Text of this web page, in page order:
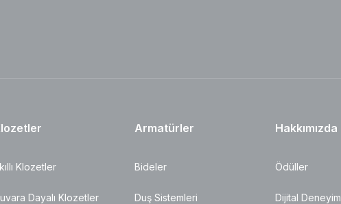
Klozetler
Dayalı Klozetler
Armatürler
Bideler
Duş Sistemleri
Hakkımızda
Ödüller
Dijital Deneyim